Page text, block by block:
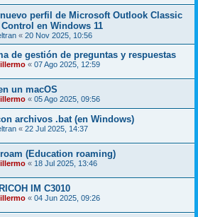
perfil de Microsoft Outlook Classic
en Windows 11
« 20 Nov 2025, 10:56
de gestión de preguntas y respuestas
« 07 Ago 2025, 12:59
un macOS
« 05 Ago 2025, 09:56
archivos .bat (en Windows)
« 22 Jul 2025, 14:37
(Education roaming)
« 18 Jul 2025, 13:46
IM C3010
« 04 Jun 2025, 09:26